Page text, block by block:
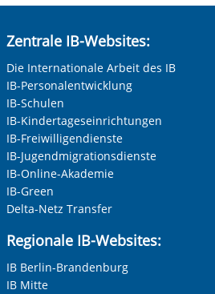
Zentrale IB-Websites:
Die Internationale Arbeit des IB
IB-Personalentwicklung
IB-Schulen
IB-Kindertageseinrichtungen
IB-Freiwilligendienste
IB-Jugendmigrationsdienste
IB-Online-Akademie
IB-Green
Delta-Netz Transfer
Regionale IB-Websites:
IB Berlin-Brandenburg
IB Mitte